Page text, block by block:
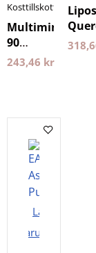
Kosttillskott
Multimineral
90
Kapslar
243,46 kr
Lägg i
varukorgen